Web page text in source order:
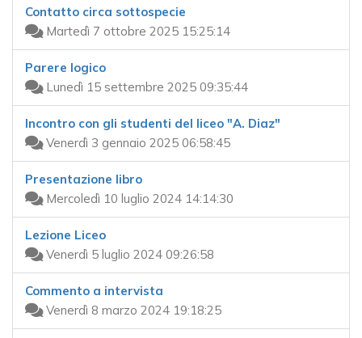
Contatto circa sottospecie
Martedì 7 ottobre 2025 15:25:14
Parere logico
Lunedì 15 settembre 2025 09:35:44
Incontro con gli studenti del liceo "A. Diaz"
Venerdì 3 gennaio 2025 06:58:45
Presentazione libro
Mercoledì 10 luglio 2024 14:14:30
Lezione Liceo
Venerdì 5 luglio 2024 09:26:58
Commento a intervista
Venerdì 8 marzo 2024 19:18:25